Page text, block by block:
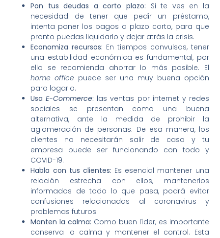
Pon tus deudas a corto plazo: Si te ves en la
necesidad de tener que pedir un préstamo,
intenta poner los pagos a plazo corto, para que
pronto puedas liquidarlo y dejar atrás la crisis.
Economiza recursos: En tiempos convulsos, tener
una estabilidad económica es fundamental, por
ello se recomienda ahorrar lo más posible. El
home office puede ser una muy buena opción
para logarlo.
UsaE-Commerce: las ventas por internet y redes
sociales se presentan como una buena
alternativa, ante la medida de prohibir la
aglomeración de personas. De esa manera, los
clientes no necesitarán salir de casa y tu
empresa puede ser funcionando con todo y
COVID-19.
Habla con tus clientes: Es esencial mantener una
relación estrecha con ellos, mantenerlos
informados de todo lo que pasa, podrá evitar
confusiones relacionadas al coronavirus y
problemas futuros.
Manten la calma: Como buen líder, es importante
conserva la calma y mantener el control. Esta